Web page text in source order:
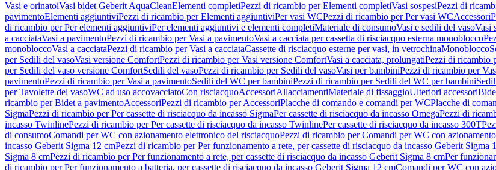
Vasi e orinatoiVasi bidet Geberit AquaCleanElementi completiPezzi di ricambio per Elementi completiVasi sospesiPezzi di
pavimentoElementi aggiuntiviPezzi di ricambio per Elementi aggiuntiviPer vasi WCPezzi di ricambio per Per vasi WCAccessori
di ricambio per Per elementi aggiuntiviPer elementi aggiuntivi e elementi completiMateriale di consumoVasi e sedili del vasoVasi
a cacciataVasi a pavimentoPezzi di ricambio per Vasi a pavimentoVasi a cacciata per cassetta di risciacquo esterna monoblocco
monobloccoVasi a cacciataPezzi di ricambio per Vasi a cacciataCassette di risciacquo esterne per vasi, in vetrochinaMonoblocco
per Sedili del vasoVasi versione ComfortPezzi di ricambio per Vasi versione ComfortVasi a cacciata, prolungatiPezzi di ricambio
per Sedili del vaso versione ComfortSedili del vasoPezzi di ricambio per Sedili del vasoVasi per bambiniPezzi di ricambio per
pavimentoPezzi di ricambio per Vasi a pavimentoSedili del WC per bambiniPezzi di ricambio per Sedili del WC per bambini
per Tavolette del vasoWC ad uso accovacciatoCon risciacquoAccessoriAllacciamentiMateriale di fissaggioUlteriori accessori
ricambio per Bidet a pavimentoAccessoriPezzi di ricambio per AccessoriPlacche di comando e comandi per WCPlacche di
SigmaPezzi di ricambio per Per cassette di risciacquo da incasso SigmaPer cassette di risciacquo da incasso OmegaPezzi di
incasso TwinlinePezzi di ricambio per Per cassette di risciacquo da incasso TwinlinePer cassette di risciacquo da incasso 300T
di consumoComandi per WC con azionamento elettronico del risciacquoPezzi di ricambio per Comandi per WC con
incasso Geberit Sigma 12 cmPezzi di ricambio per Per funzionamento a rete, per cassette di risciacquo da incasso Geberit Sigma
Sigma 8 cmPezzi di ricambio per Per funzionamento a rete, per cassette di risciacquo da incasso Geberit Sigma 8 cmPer
di ricambio per Per funzionamento a batteria, per cassette di risciacquo da incasso Geberit Sigma 12 cmComandi per WC con